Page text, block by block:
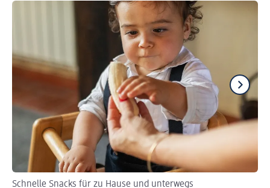
Schnelle Snacks für zu Hause und unterwegs